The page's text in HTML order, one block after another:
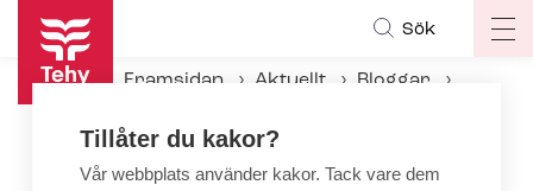
Hoppa
huvudinnehåll
Sök
Framsidan Aktuellt
Bloggar
Tillåter du kakor?
Vår webbplats använder kakor. Tack vare dem